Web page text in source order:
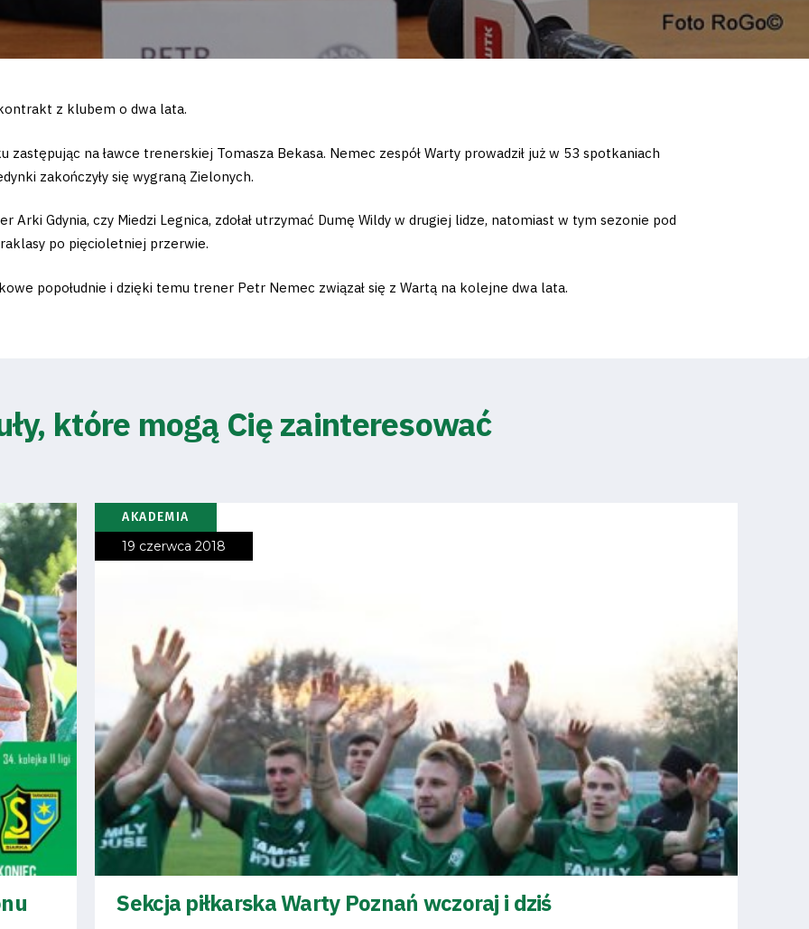
z klubem o dwa lata.
na ławce trenerskiej Tomasza Bekasa. Nemec zespół Warty prowadził już w 53 spotkaniach
zakończyły się wygraną Zielonych.
Arki Gdynia, czy Miedzi Legnica, zdołał utrzymać Dumę Wildy w drugiej lidze, natomiast w tym sezonie pod
po pięcioletniej przerwie.
popołudnie i dzięki temu trener Petr Nemec związał się z Wartą na kolejne dwa lata.
które mogą Cię zainteresować
AKADEMIA
19 czerwca 2018
Sekcja piłkarska Warty Poznań wczoraj i dziś